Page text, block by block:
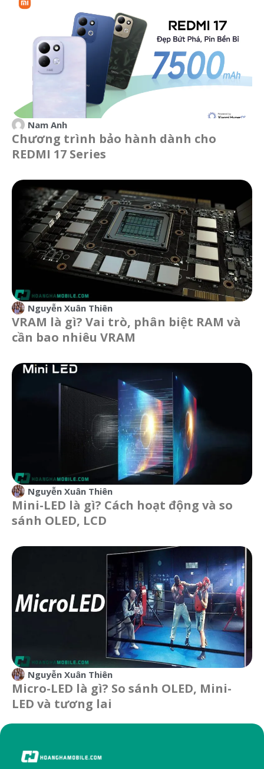
Nam Anh
Chương trình bảo hành dành cho
REDMI 17 Series
Nguyễn Xuân Thiên
VRAM là gì? Vai trò, phân biệt RAM và
cần bao nhiêu VRAM
Nguyễn Xuân Thiên
Mini-LED là gì? Cách hoạt động và so
sánh OLED, LCD
Nguyễn Xuân Thiên
Micro-LED là gì? So sánh OLED, Mini-
LED và tương lai